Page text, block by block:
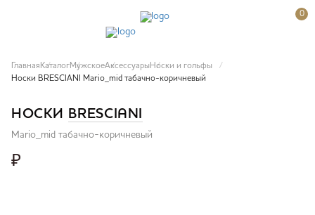
0
Главная КаталогМужскоеАксессуары Носки и гольфы
Носки BRESCIANI Mario_mid табачно-коричневый
НОСКИ BRESCIANI
Mario_mid табачно-коричневый
₽